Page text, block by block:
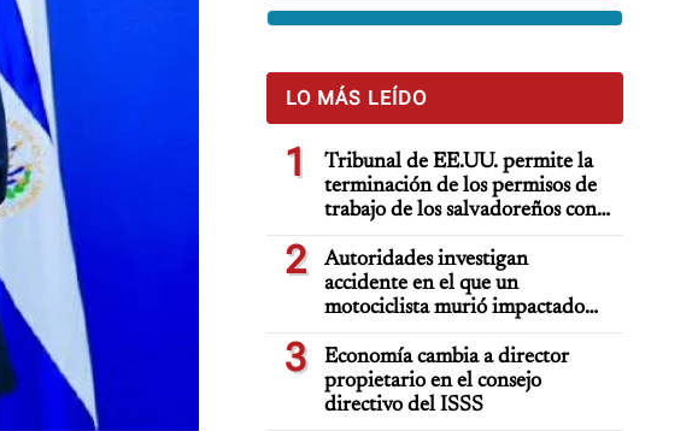
LO MÁS LEÍDO
1
Tribunal de EE.UU. permite la
terminación de los permisos de
trabajo de los salvadoreños con
TPS
2
Autoridades investigan
accidente en el que un
motociclista murió impactado
por auto deportivo de lujo
3
Economía cambia a director
propietario en el consejo
directivo del ISSS